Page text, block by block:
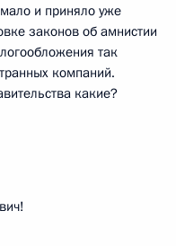
и приняло уже
законов об амнистии
так
компаний.
какие?